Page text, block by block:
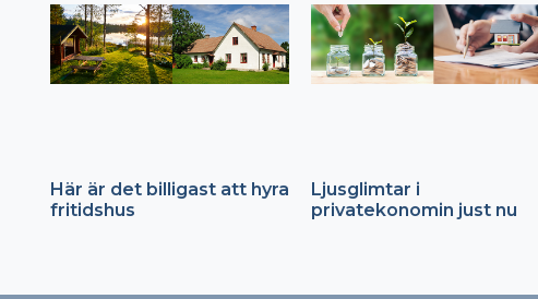
Här är det billigast att hyra
fritidshus
Ljusglimtar i
privatekonomin just nu